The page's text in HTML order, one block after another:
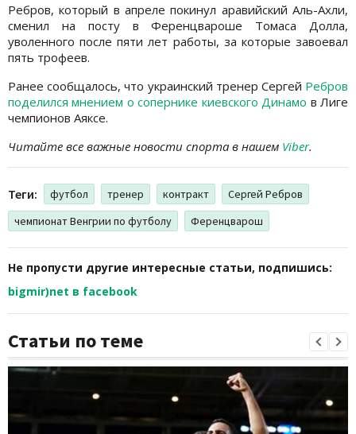
Ребров, который в апреле покинул аравийский Аль-Ахли,
сменил на посту в Ференцвароше Томаса Долла,
уволенного после пяти лет работы, за которые завоевал
пять трофеев.
Ранее сообщалось, что украинский тренер Сергей Ребров
поделился мнением о сопернике киевского Динамо в Лиге
чемпионов Аяксе.
Читайте все важные новости спорта в нашем Viber.
Теги: футбол тренер контракт
Сергей Ребров
чемпионат Венгрии по футболу
Ференцварош
Не пропусти другие интересные статьи, подпишись:
bigmir)net в facebook
Статьи по теме